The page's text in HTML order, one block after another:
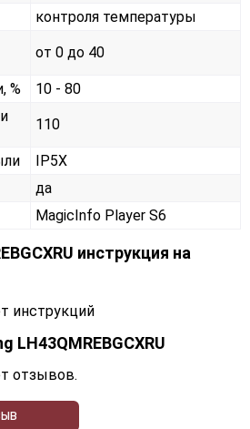
контроля температуры
от 0 до 40
%
10 - 80
110
IP5X
да
MagicInfo Player S6
инструкция на
инструкций
LH43QMREBGCXRU
отзывов.